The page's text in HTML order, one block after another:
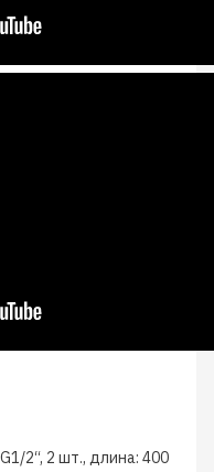
2“, 2 шт., длина: 400